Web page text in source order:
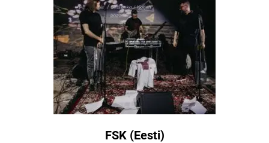
FSK (Eesti)